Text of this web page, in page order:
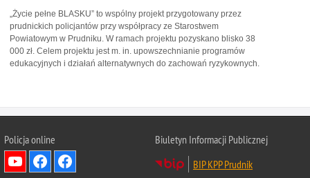
„Życie pełne BLASKU” to wspólny projekt przygotowany przez
prudnickich policjantów przy współpracy ze Starostwem
Powiatowym w Prudniku. W ramach projektu pozyskano blisko 38
000 zł. Celem projektu jest m. in. upowszechnianie programów
edukacyjnych i działań alternatywnych do zachowań ryzykownych.
Policja online
Biuletyn Informacji Publicznej
BIP KPP Prudnik